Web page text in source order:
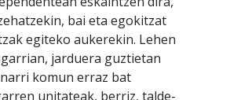
bai eta egokitzat
egiteko aukerekin. Lehen
jarduera guztietan
komun erraz bat
unitateak, berriz, talde-